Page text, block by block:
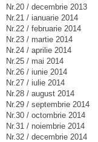
Nr.20 / decembrie 2013
Nr.21 / ianuarie 2014
Nr.22 / februarie 2014
Nr.23 / martie 2014
Nr.24 / aprilie 2014
Nr.25 / mai 2014
Nr.26 / iunie 2014
Nr.27 / iulie 2014
Nr.28 / august 2014
Nr.29 / septembrie 2014
Nr.30 / octombrie 2014
Nr.31 / noiembrie 2014
Nr.32 / decembrie 2014